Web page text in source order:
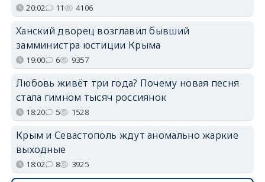
20:02 11 4106
Ханский дворец возглавил бывший
замминистра юстиции Крыма
19:00 6 9357
Любовь живёт три года? Почему новая песня
стала гимном тысяч россиянок
18:20 5 1528
Крым и Севастополь ждут аномально жаркие
выходные
18:02 8 3925